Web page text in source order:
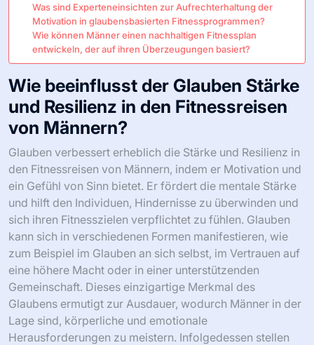
Was sind Experteneinsichten zur Aufrechterhaltung der
Motivation in glaubensbasierten Fitnessprogrammen?
Wie können Männer einen nachhaltigen Fitnessplan
entwickeln, der auf ihren Überzeugungen basiert?
Wie beeinflusst der Glauben Stärke
und Resilienz in den Fitnessreisen
von Männern?
Glauben verbessert erheblich die Stärke und Resilienz in
den Fitnessreisen von Männern, indem er Motivation und
ein Gefühl von Sinn bietet. Er fördert die mentale Stärke
und hilft den Individuen, Hindernisse zu überwinden und
sich ihren Fitnesszielen verpflichtet zu fühlen. Glauben
kann sich in verschiedenen Formen manifestieren, wie
zum Beispiel im Glauben an sich selbst, im Vertrauen auf
eine höhere Macht oder in einer unterstützenden
Gemeinschaft. Dieses einzigartige Merkmal des
Glaubens ermutigt zur Ausdauer, wodurch Männer in der
Lage sind, körperliche und emotionale
Herausforderungen zu meistern. Infolgedessen stellen